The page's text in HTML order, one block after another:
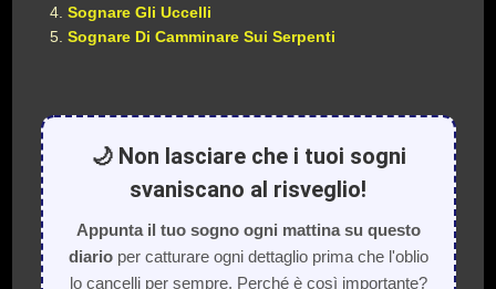
Sognare Gli Uccelli
Sognare Di Camminare Sui Serpenti
🌙 Non lasciare che i tuoi sogni
svaniscano al risveglio!
Appunta il tuo sogno ogni mattina su questo
diarioper catturare ogni dettaglio prima che l'oblio
lo cancelli per sempre. Perché è così importante?